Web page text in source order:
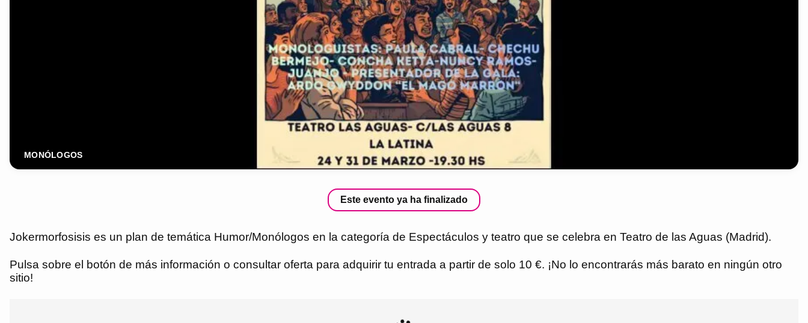
MONÓLOGOS
Este evento ya ha finalizado
Jokermorfosisis es un plan de temática Humor/Monólogos en la categoría de Espectáculos y teatro que se celebra en Teatro de las Aguas (Madrid).
Pulsa sobre el botón de más información o consultar oferta para adquirir tu entrada a partir de solo 10 €. ¡No lo encontrarás más barato en ningún otro
sitio!